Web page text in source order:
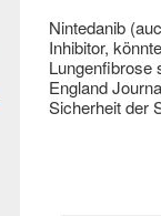
Nintedanib
Inhibitor,
Lungenfibrose
England
Sicherheit der